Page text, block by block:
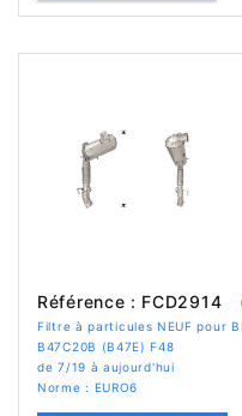
Référence : FCD2914
Filtre à particules NEUF pour
B47C20B (B47E) F48
de 7/19 à aujourd'hui
Norme : EURO6